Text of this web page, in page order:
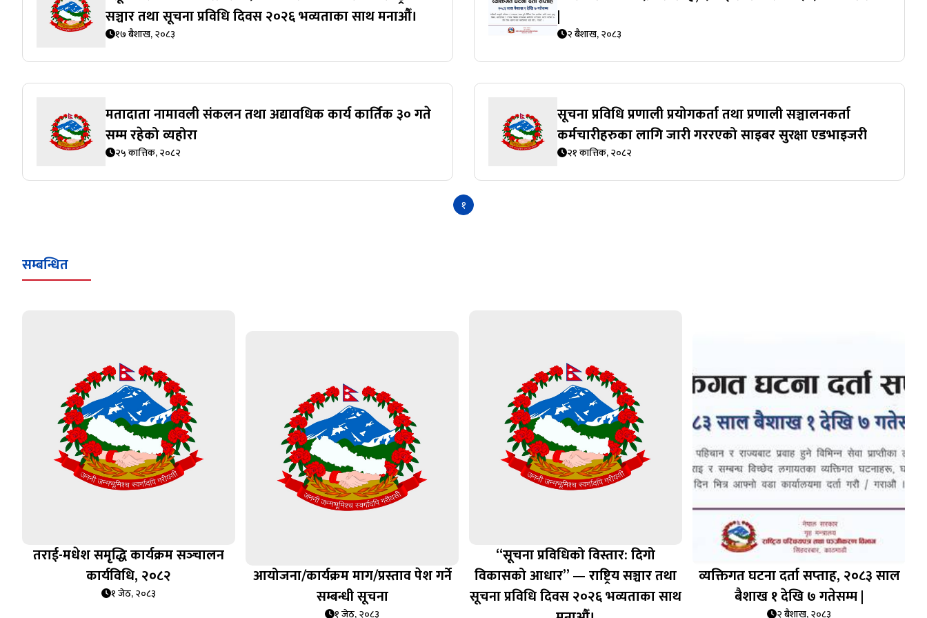
सञ्चार तथा सूचना प्रविधि दिवस २०२६ भव्यताका साथ मनाऔँ।
१७ बैशाख, २०८३
|
२ बैशाख, २०८३
मतादाता नामावली संकलन तथा अद्यावधिक कार्य कार्तिक ३० गते
सम्म रहेको व्यहोरा
२५ कात्तिक, २०८२
सूचना प्रविधि प्रणाली प्रयोगकर्ता तथा प्रणाली सञ्चालनकर्ता
कर्मचारीहरुका लागि जारी गररएको साइबर सुरक्षा एडभाइजरी
२१ कात्तिक, २०८२
१
सम्बन्धित
तराई-मधेश समृद्धि कार्यक्रम सञ्‍चालन
कार्यविधि, २०८२
१ जेठ, २०८३
आयोजना/कार्यक्रम माग/प्रस्ताव पेश गर्ने
सम्बन्धी सूचना
१ जेठ, २०८३
“सूचना प्रविधिको विस्तार: दिगो
विकासको आधार” — राष्ट्रिय सञ्चार तथा
सूचना प्रविधि दिवस २०२६ भव्यताका साथ
व्यक्तिगत घटना दर्ता सप्‍ताह, २०८३ साल
बैशाख १ देखि ७ गतेसम्म |
२ बैशाख, २०८३